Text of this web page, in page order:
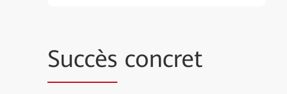
Succès concret